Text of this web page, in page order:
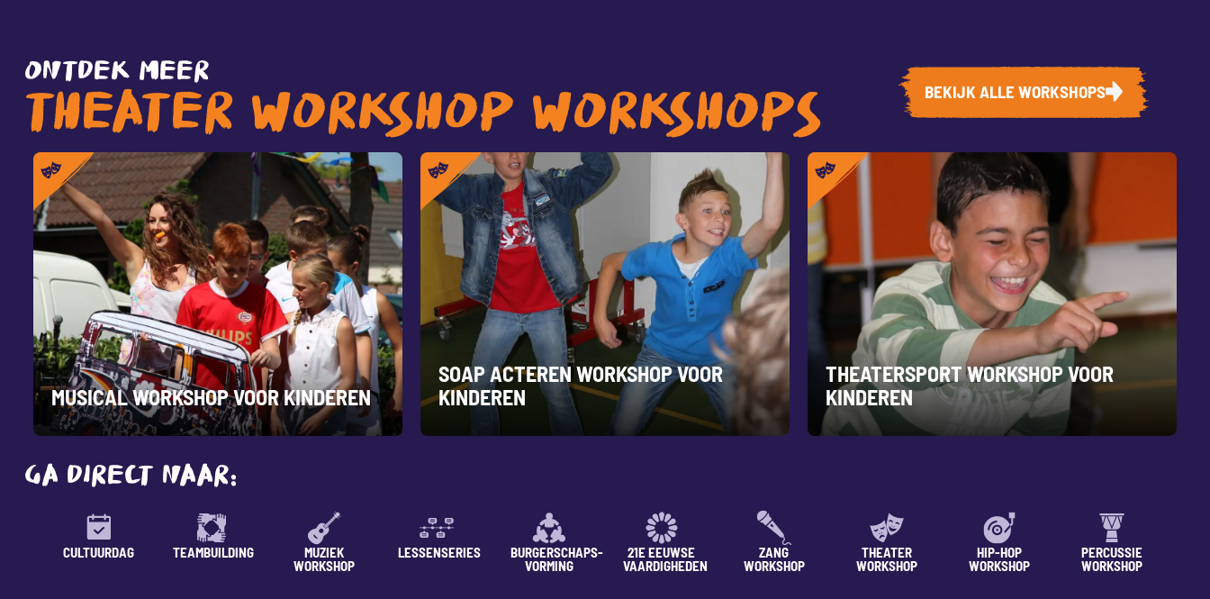
ONTDEK MEER
THEATER WORKSHOP WORKSHOPS BEKIJK ALLE WORKSHOPS
MUSICAL WORKSHOP VOOR KINDEREN
SOAP ACTEREN WORKSHOP VOOR
KINDEREN
THEATERSPORT WORKSHOP VOOR
KINDEREN
GA DIRECT NAAR:
CULTUURDAG TEAMBUILDING
MUZIEK
WORKSHOP
LESSENSERIES
BURGERSCHAPS-
VORMING
21E EEUWSE
VAARDIGHEDEN
ZANG
WORKSHOP
THEATER
WORKSHOP
HIP-HOP
WORKSHOP
PERCUSSIE
WORKSHOP